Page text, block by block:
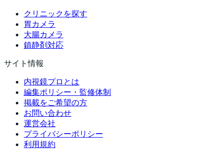
クリニックを探す
胃カメラ
大腸カメラ
鎮静剤対応
サイト情報
内視鏡プロとは
編集ポリシー・監修体制
掲載をご希望の方
お問い合わせ
運営会社
プライバシーポリシー
利用規約